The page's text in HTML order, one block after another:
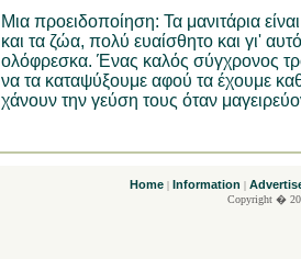
Μια προειδοποίηση: Τα μανιτάρια
και τα ζώα, πολύ ευαίσθητο και γι'
ολόφρεσκα. Ένας καλός σύγχρονος
να τα καταψύξουμε αφού τα έχουμε
χάνουν την γεύση τους όταν
Home| Information |
Copyright �